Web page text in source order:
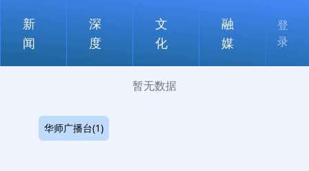
新
闻
深
度
文
化
融
媒
登
录
暂无数据
华师广播台(1)